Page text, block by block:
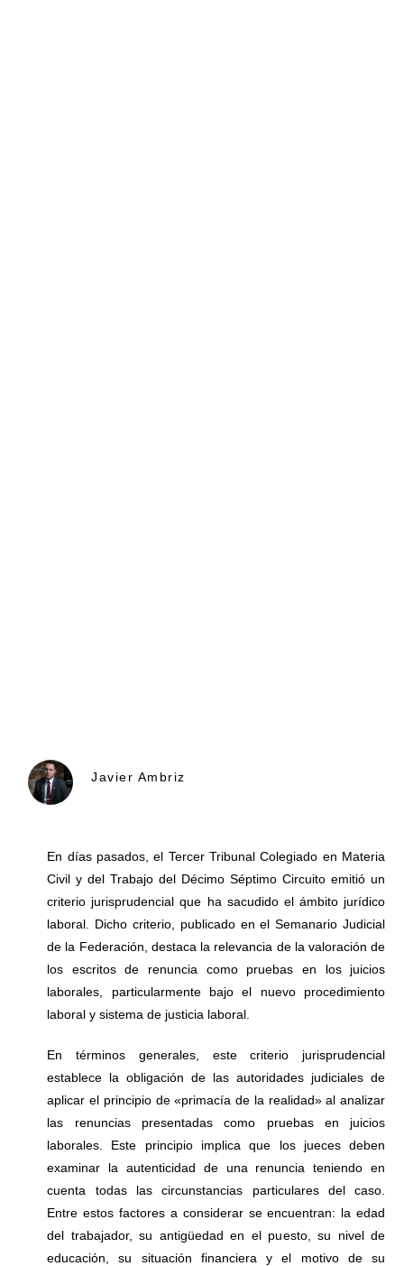
Javier Ambriz
En días pasados, el Tercer Tribunal Colegiado en Materia
Civil y del Trabajo del Décimo Séptimo Circuito emitió un
criterio jurisprudencial que ha sacudido el ámbito jurídico
laboral. Dicho criterio, publicado en el Semanario Judicial
de la Federación, destaca la relevancia de la valoración de
los escritos de renuncia como pruebas en los juicios
laborales, particularmente bajo el nuevo procedimiento
laboral y sistema de justicia laboral.
En términos generales, este criterio jurisprudencial
establece la obligación de las autoridades judiciales de
aplicar el principio de «primacía de la realidad» al analizar
las renuncias presentadas como pruebas en juicios
laborales. Este principio implica que los jueces deben
examinar la autenticidad de una renuncia teniendo en
cuenta todas las circunstancias particulares del caso.
Entre estos factores a considerar se encuentran: la edad
del trabajador, su antigüedad en el puesto, su nivel de
educación, su situación financiera y el motivo de su